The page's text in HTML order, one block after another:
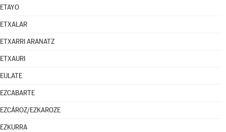
ETAYO
ETXALAR
ETXARRI ARANATZ
ETXAURI
EULATE
EZCABARTE
EZCÁROZ/EZKAROZE
EZKURRA